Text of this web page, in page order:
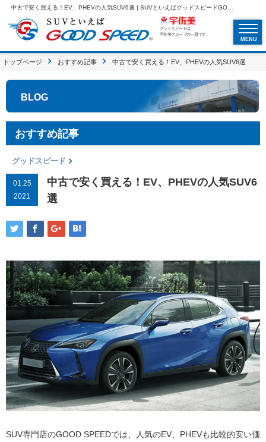
中古で安く買える！EV、PHEVの人気SUV6選 | SUVといえばグッドスピードGOOD SPEED
グッドスピードは
宇佐美グループの一員です。
MENU
トップページ おすすめ記事 中古で安く買える！EV、PHEVの人気SUV6選
BLOG
おすすめ記事
グッドスピード
01.25
2021
中古で安く買える！EV、PHEVの人気SUV6
選
SUV専門店のGOOD SPEEDでは、人気のEV、PHEVも比較的安い価